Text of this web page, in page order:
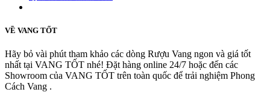
VỀ VANG TỐT
Hãy bỏ vài phút tham khảo các dòng Rượu Vang ngon và giá tốt
nhất tại VANG TỐT nhé! Đặt hàng online 24/7 hoặc đến các
Showroom của VANG TỐT trên toàn quốc để trải nghiệm Phong
Cách Vang .